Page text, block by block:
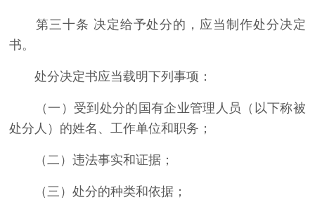
第三十条 决定给予处分的，应当制作处分决定
书。
处分决定书应当载明下列事项：
（一）受到处分的国有企业管理人员（以下称被
处分人）的姓名、工作单位和职务；
（二）违法事实和证据；
（三）处分的种类和依据；